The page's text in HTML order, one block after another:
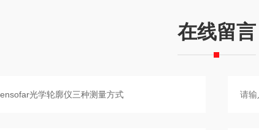
在线留言